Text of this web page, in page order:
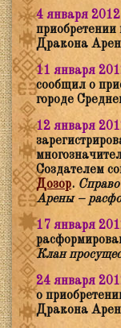
4 января 2012
приобретении
Дракона
11 января
сообщил о
городе
12 января
Создателем
Дозор.
Арены –
17 января
Клан
24 января
о
Дракона